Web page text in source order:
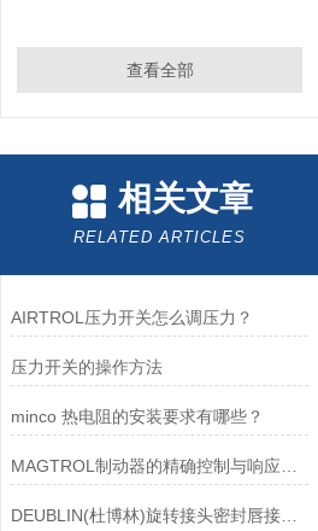
查看全部
相关文章
RELATED ARTICLES
AIRTROL压力开关怎么调压力？
压力开关的操作方法
minco 热电阻的安装要求有哪些？
DEUBLIN(杜博林)旋转接头密封唇接觖宽度和负载